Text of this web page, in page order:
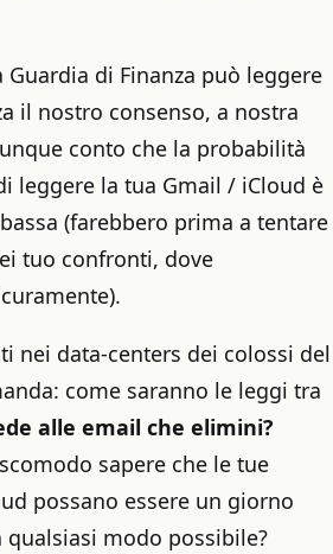
di Finanza può leggere
il nostro consenso, a nostra
conto che la probabilità
leggere la tua Gmail / iCloud è
(farebbero prima a tentare
tuo confronti, dove
nei data-centers dei colossi del
come saranno le leggi tra
alle email che elimini?
sapere che le tue
possano essere un giorno
modo possibile?